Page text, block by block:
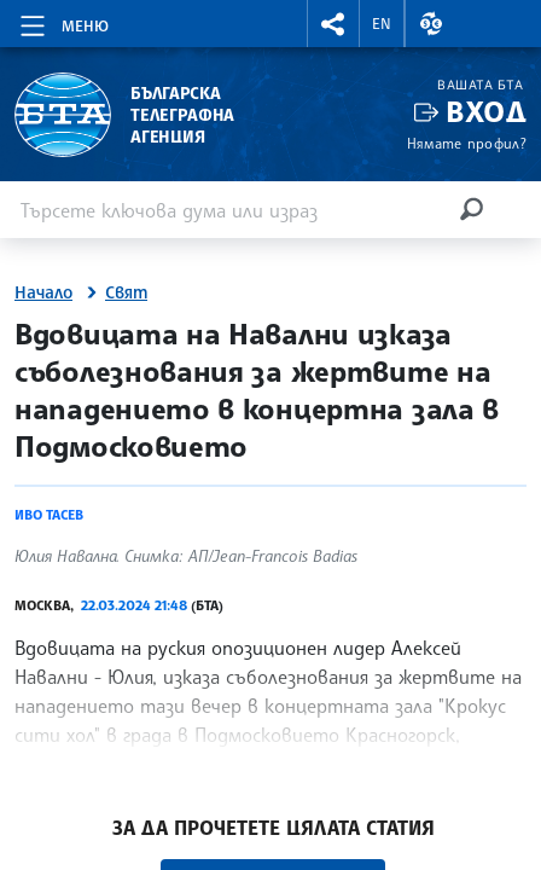
МЕНЮ
RIGHTMENU.SOCIAL
EN
ВАЛУТНИ
БЪЛГАРСКА
ТЕЛЕГРАФНА
АГЕНЦИЯ
ВАШАТА БТА
ВХОД
Нямате профил?
Начало Свят
site.bta
Вдовицата на Навални изказа
съболезнования за жертвите на
нападението в концертна зала в
Подмосковието
ИВО ТАСЕВ
Юлия Навална. Снимка: АП/Jean-Francois Badias
МОСКВА, 22.03.2024 21:48 (БТА)
Вдовицата на руския опозиционен лидер Алексей
Навални - Юлия, изказа съболезнования за жертвите на
нападението тази вечер в концертната зала "Крокус
сити хол" в града в Подмосковието Красногорск,
ЗА ДА ПРОЧЕТЕТЕ ЦЯЛАТА СТАТИЯ